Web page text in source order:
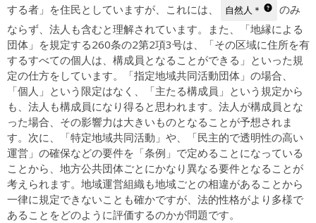
する者」を住民としていますが、これには、
自然人＊
のみ
ならず、法人も含むと理解されています。また、「地縁による
団体」を規定する260条の2第2項3号は、「その区域に住所を有
するすべての個人は、構成員となることができる」といった規
定の仕方をしています。「指定地域共同活動団体」の場合、
「個人」という限定はなく、「主たる構成員」という規定から
も、法人も構成員になり得ると思われます。法人が構成員とな
った場合、その影響力は大きいものとなることが予想されま
す。次に、「特定地域共同活動」や、「民主的で透明性の高い
運営」の確保などの要件を「条例」で定めることになっている
ことから、地方公共団体ごとにかなり異なる要件となることが
考えられます。地域運営組織も地域ごとの相違があることから
一律に規定できないことも確かですが、法的性格がより多様で
あることをどのように評価するのかが問題です。